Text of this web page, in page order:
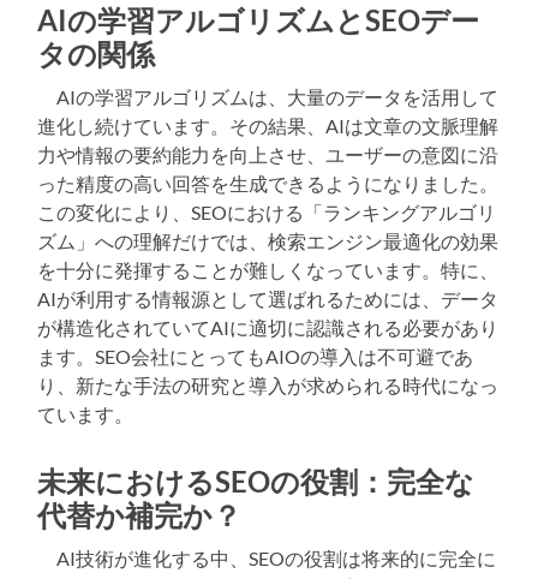
AIの学習アルゴリズムとSEOデー
タの関係
AIの学習アルゴリズムは、大量のデータを活用して
進化し続けています。その結果、AIは文章の文脈理解
力や情報の要約能力を向上させ、ユーザーの意図に沿
った精度の高い回答を生成できるようになりました。
この変化により、SEOにおける「ランキングアルゴリ
ズム」への理解だけでは、検索エンジン最適化の効果
を十分に発揮することが難しくなっています。特に、
AIが利用する情報源として選ばれるためには、データ
が構造化されていてAIに適切に認識される必要があり
ます。SEO会社にとってもAIOの導入は不可避であ
り、新たな手法の研究と導入が求められる時代になっ
ています。
未来におけるSEOの役割：完全な
代替か補完か？
AI技術が進化する中、SEOの役割は将来的に完全に